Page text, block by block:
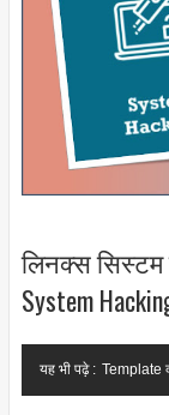
लिनक्स सिस्टम
System
यह भी पढ़े : Template